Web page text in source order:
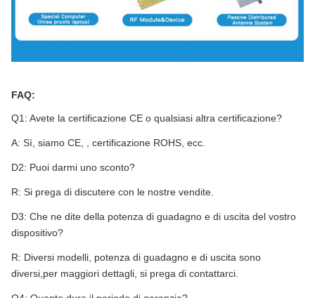
FAQ:
Q1: Avete la certificazione CE o qualsiasi altra certificazione?
A: Sì, siamo CE, , certificazione ROHS, ecc.
D2: Puoi darmi uno sconto?
R: Si prega di discutere con le nostre vendite.
D3: Che ne dite della potenza di guadagno e di uscita del vostro
dispositivo?
R: Diversi modelli, potenza di guadagno e di uscita sono
diversi,per maggiori dettagli, si prega di contattarci.